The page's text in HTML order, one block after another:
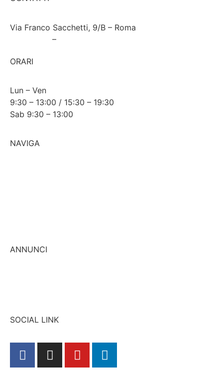
Via Franco Sacchetti, 9/B – Roma
–
ORARI
Lun – Ven
9:30 – 13:00 / 15:30 – 19:30
Sab 9:30 – 13:00
NAVIGA
ANNUNCI
SOCIAL LINK